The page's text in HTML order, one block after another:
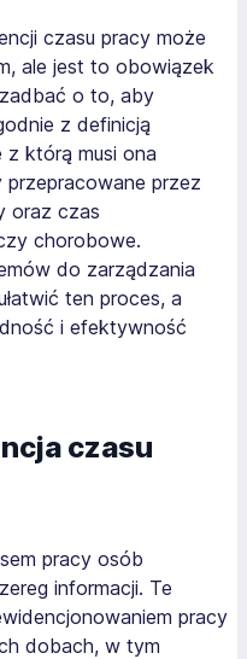
czasu pracy może
ale jest to obowiązek
o to, aby
z definicją
z którą musi ona
przez
oraz czas
chorobowe.
do zarządzania
ten proces, a
i efektywność
czasu
pracy osób
informacji. Te
pracy
dobach, w tym